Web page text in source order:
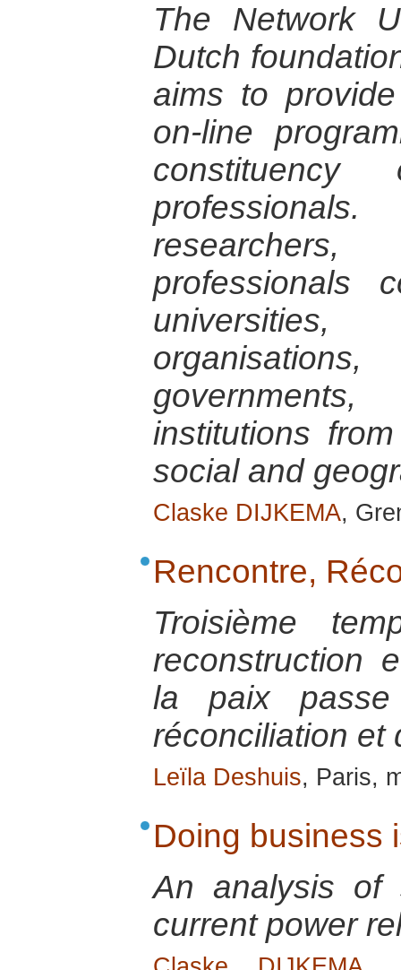
The Network
Dutch
aims to
on-line
professionals
institutions
social and
Claske DIJKEMA,
Rencontre,
Troisième
reconstruction
la paix
réconciliation et
Leïla Deshuis, Paris,
Doing business
An analysis of
current power